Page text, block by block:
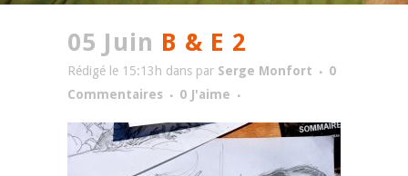
05 Juin B & E 2
Rédigé le 15:13h dans par Serge Monfort
0
Commentaires
0 J'aime